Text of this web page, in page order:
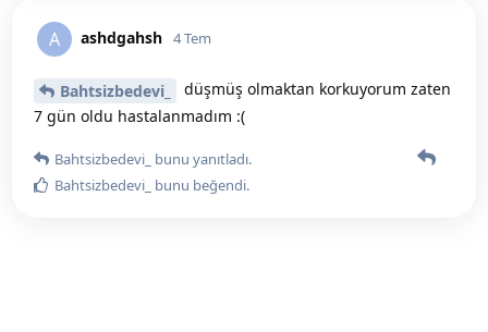
A ashdgahsh 4 Tem
Bahtsizbedevi_
düşmüş olmaktan korkuyorum zaten
7 gün oldu hastalanmadım :(
Bahtsizbedevi_ bunu yanıtladı.
Bahtsizbedevi_ bunu beğendi.